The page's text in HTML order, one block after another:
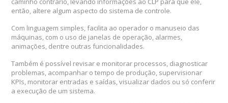
então, altere algum aspecto do sistema de controle.
Com linguagem simples, facilita ao operador o manuseio das
máquinas, com o uso de janelas de operação, alarmes,
animações, dentre outras funcionalidades.
Também é possível revisar e monitorar processos, diagnosticar
problemas, acompanhar o tempo de produção, supervisionar
KPIs, monitorar entradas e saídas, visualizar dados ou só conferir
a execução de um sistema.